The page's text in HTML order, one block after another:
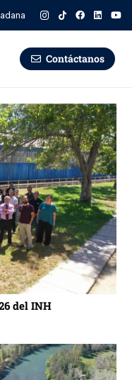
Contáctanos
del INH